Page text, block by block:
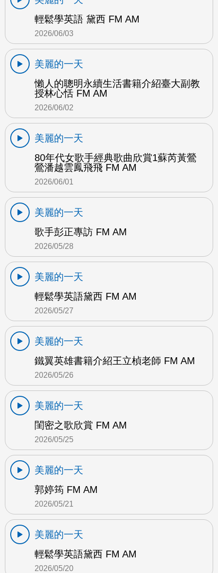
輕鬆學英語 黛西 FM AM
2026/06/03
美麗的一天
懶人的聰明永續生活書籍介紹臺大副教
授林心恬 FM AM
2026/06/02
美麗的一天
80年代女歌手經典歌曲欣賞1蘇芮黃鶯
鶯潘越雲鳳飛飛 FM AM
2026/06/01
美麗的一天
歌手彭正專訪 FM AM
2026/05/28
美麗的一天
輕鬆學英語黛西 FM AM
2026/05/27
美麗的一天
鐵翼英雄書籍介紹王立楨老師 FM AM
2026/05/26
美麗的一天
閨密之歌欣賞 FM AM
2026/05/25
美麗的一天
郭婷筠 FM AM
2026/05/21
美麗的一天
輕鬆學英語黛西 FM AM
2026/05/20